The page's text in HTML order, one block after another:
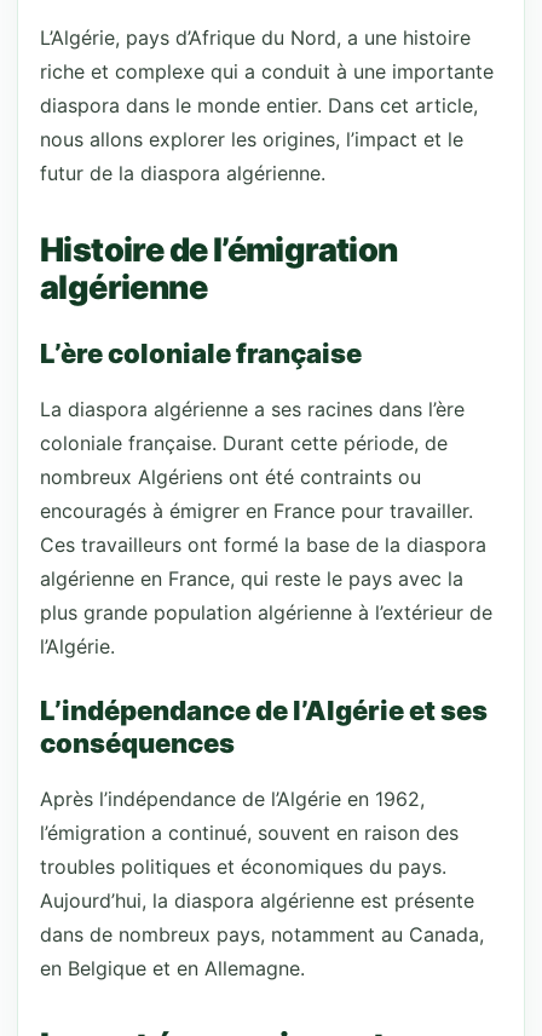
L’Algérie, pays d’Afrique du Nord, a une histoire
riche et complexe qui a conduit à une importante
diaspora dans le monde entier. Dans cet article,
nous allons explorer les origines, l’impact et le
futur de la diaspora algérienne.
Histoire de l’émigration
algérienne
L’ère coloniale française
La diaspora algérienne a ses racines dans l’ère
coloniale française. Durant cette période, de
nombreux Algériens ont été contraints ou
encouragés à émigrer en France pour travailler.
Ces travailleurs ont formé la base de la diaspora
algérienne en France, qui reste le pays avec la
plus grande population algérienne à l’extérieur de
l’Algérie.
L’indépendance de l’Algérie et ses
conséquences
Après l’indépendance de l’Algérie en 1962,
l’émigration a continué, souvent en raison des
troubles politiques et économiques du pays.
Aujourd’hui, la diaspora algérienne est présente
dans de nombreux pays, notamment au Canada,
en Belgique et en Allemagne.